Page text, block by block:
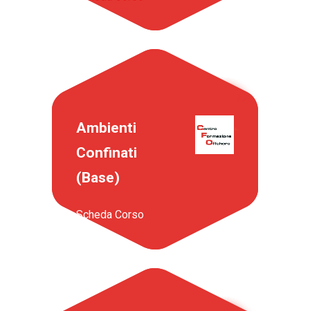
Ambienti
Confinati
(Base)
Scheda Corso